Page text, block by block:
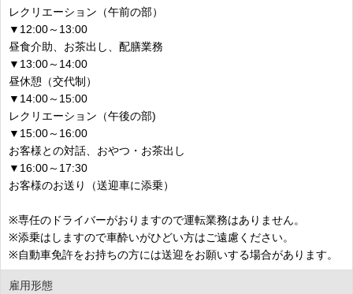
レクリエーション（午前の部）
▼12:00～13:00
昼食介助、お茶出し、配膳業務
▼13:00～14:00
昼休憩（交代制）
▼14:00～15:00
レクリエーション（午後の部)
▼15:00～16:00
お客様との対話、おやつ・お茶出し
▼16:00～17:30
お客様のお送り（送迎車に添乗）
※専任のドライバーがおりますので運転業務はありません。
※添乗はしますので車酔いがひどい方はご遠慮ください。
※自動車免許をお持ちの方には送迎をお願いする場合があります。
雇用形態